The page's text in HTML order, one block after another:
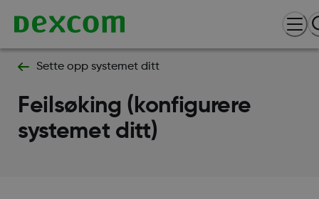
Sette opp systemet ditt
Feilsøking (konfigurere
systemet ditt)